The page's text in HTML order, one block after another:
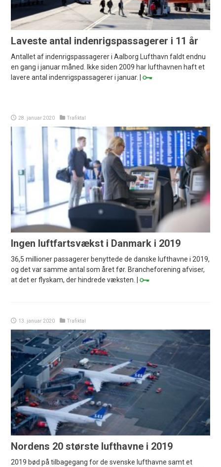
Laveste antal indenrigspassagerer i 11 år
Antallet af indenrigspassagerer i Aalborg Lufthavn faldt endnu
en gang i januar måned. Ikke siden 2009 har lufthavnen haft et
lavere antal indenrigspassagerer i januar. |
28. januar 2020 Trafiktal
Ingen luftfartsvækst i Danmark i 2019
36,5 millioner passagerer benyttede de danske lufthavne i 2019,
og det var samme antal som året før. Brancheforening afviser,
at det er flyskam, der hindrede væksten. |
13. januar 2020 Trafiktal
Nordens 20 største lufthavne i 2019
2019 bød på tilbagegang for de svenske lufthavne samt et